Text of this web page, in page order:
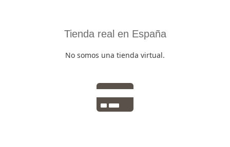
Tienda real en España
No somos una tienda virtual.